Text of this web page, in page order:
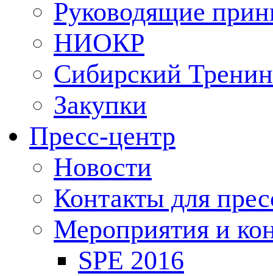
Руководящие
НИОКР
Сибирский
Закупки
Пресс-центр
Новости
Контакты для
Мероприятия и
SPE 2016